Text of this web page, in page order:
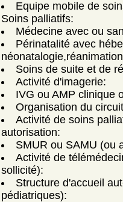
Equipe mobile de
Soins palliatifs:
Médecine avec ou
Périnatalité avec
Soins de suite et de
Activité d'imagerie:
IVG ou AMP clinique
Organisation du
Activité de soins
autorisation:
SMUR ou SAMU (ou
Activité de
sollicité):
Structure d'accueil
pédiatriques):